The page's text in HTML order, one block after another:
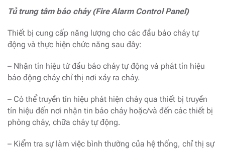
Tủ trung tâm báo cháy (Fire Alarm Control Panel)
Thiết bị cung cấp năng lượng cho các đầu báo cháy tự
động và thực hiện chức năng sau đây:
– Nhận tín hiệu từ đầu báo cháy tự động và phát tín hiệu
báo động cháy chỉ thị nơi xảy ra cháy.
– Có thể truyền tín hiệu phát hiện cháy qua thiết bị truyền
tín hiệu đến nơi nhận tin báo cháy hoặc/và đến các thiết bị
phòng cháy, chữa cháy tự động.
– Kiểm tra sự làm việc bình thường của hệ thống, chỉ thị sự